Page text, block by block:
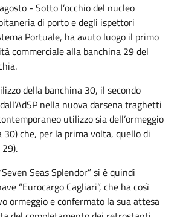
- Sotto l’occhio del nucleo
di porto e degli ispettori
Portuale, ha avuto luogo il primo
commerciale alla banchina 29 del
della banchina 30, il secondo
nella nuova darsena traghetti
utilizzo sia dell’ormeggio
che, per la prima volta, quello di
Seas Splendor” si è quindi
“Eurocargo Cagliari”, che ha così
ormeggio e confermato la sua attesa